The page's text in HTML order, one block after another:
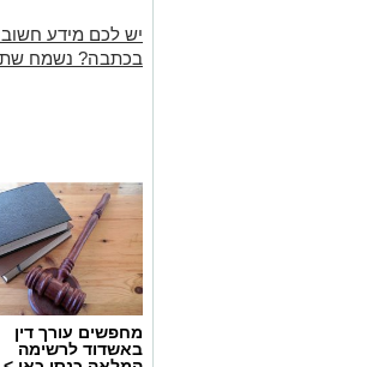
יש לכם מידע
בכתבה? נשמח
מחפשים עורך דין
באשדוד לרשימה